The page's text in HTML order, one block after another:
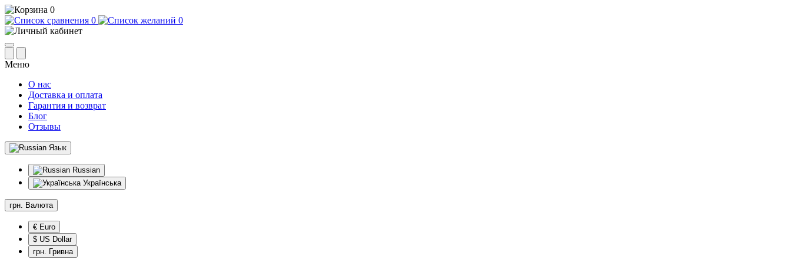
0
0
0
Меню
О нас
Доставка и оплата
Гарантия и возврат
Блог
Отзывы
Язык
Russian
Українська
грн. Валюта
€ Euro
$ US Dollar
грн. Гривна